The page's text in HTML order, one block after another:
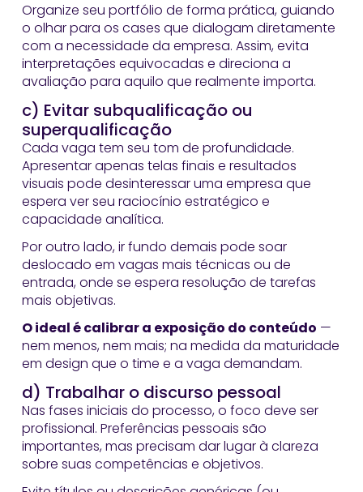
Organize seu portfólio de forma prática, guiando
o olhar para os cases que dialogam diretamente
com a necessidade da empresa. Assim, evita
interpretações equivocadas e direciona a
avaliação para aquilo que realmente importa.
c) Evitar subqualificação ou
superqualificação
Cada vaga tem seu tom de profundidade.
Apresentar apenas telas finais e resultados
visuais pode desinteressar uma empresa que
espera ver seu raciocínio estratégico e
capacidade analítica.
Por outro lado, ir fundo demais pode soar
deslocado em vagas mais técnicas ou de
entrada, onde se espera resolução de tarefas
mais objetivas.
O ideal é calibrar a exposição do conteúdo —
nem menos, nem mais; na medida da maturidade
em design que o time e a vaga demandam.
d) Trabalhar o discurso pessoal
Nas fases iniciais do processo, o foco deve ser
profissional. Preferências pessoais são
importantes, mas precisam dar lugar à clareza
sobre suas competências e objetivos.